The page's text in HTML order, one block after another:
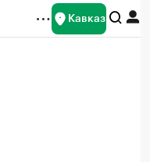
Кавказ